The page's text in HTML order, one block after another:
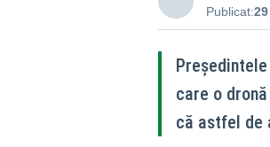
Publicat:
care o
că astfel de